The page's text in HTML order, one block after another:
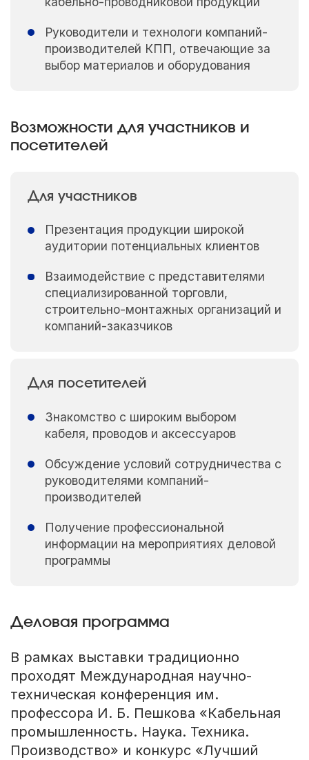
Руководители и технологи компаний-
производителей КПП, отвечающие за
выбор материалов и оборудования
Возможности для участников и
посетителей
Для участников
Презентация продукции широкой
аудитории потенциальных клиентов
Взаимодействие с представителями
специализированной торговли,
строительно-монтажных организаций и
компаний-заказчиков
Для посетителей
Знакомство с широким выбором
кабеля, проводов и аксессуаров
Обсуждение условий сотрудничества с
руководителями компаний-
производителей
Получение профессиональной
информации на мероприятиях деловой
программы
Деловая программа
В рамках выставки традиционно
проходят Международная научно-
техническая конференция им.
профессора И. Б. Пешкова «Кабельная
промышленность. Наука. Техника.
Производство» и конкурс «Лучший